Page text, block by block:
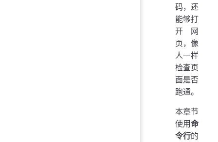
码，还
能够打
开网
页，像
人一样
检查页
面是否
跑通。
本章节
使用命
令行的